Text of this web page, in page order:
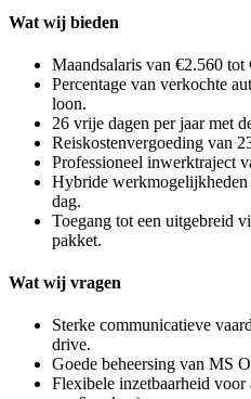
Wat wij bieden
Maandsalaris van €2.560
Percentage van verkochte
loon.
26 vrije dagen per jaar met
Reiskostenvergoeding van
Professioneel inwerktraject
Hybride
dag.
Toegang tot een uitgebreid
pakket.
Wat wij vragen
Sterke communicatieve
drive.
Goede beheersing van MS
Flexibele inzetbaarheid